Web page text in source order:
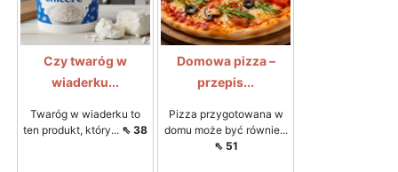
Czy twaróg w
wiaderku...
Twaróg w wiaderku to
ten produkt, który... ⇖ 38
Domowa pizza –
przepis...
Pizza przygotowana w
domu może być równie...
⇖ 51